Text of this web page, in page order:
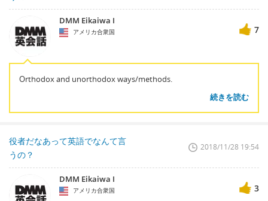
DMM Eikaiwa I
アメリカ合衆国 7
Orthodox and unorthodox ways/methods.
続きを読む
役者だなあって英語でなんて言
うの？
2018/11/28 19:54
DMM Eikaiwa I
アメリカ合衆国 3